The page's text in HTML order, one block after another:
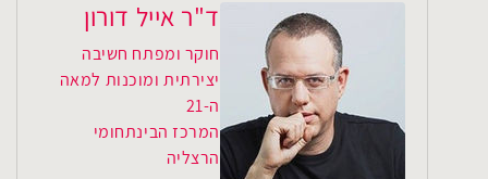
ד"ר אייל דורון
חוקר ומפתח חשיבה
יצירתית ומוכנות למאה
ה-21
המרכז הבינתחומי
הרצליה